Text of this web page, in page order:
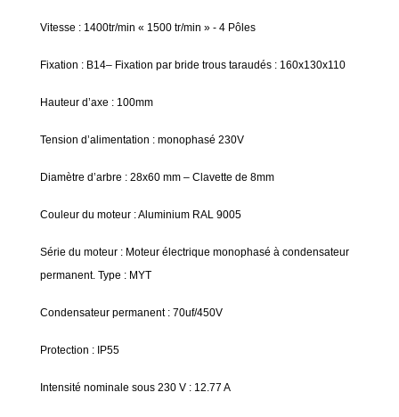
Vitesse : 1400tr/min « 1500 tr/min » - 4 Pôles
Fixation : B14– Fixation par bride trous taraudés : 160x130x110
Hauteur d’axe : 100mm
Tension d’alimentation : monophasé 230V
Diamètre d’arbre : 28x60 mm – Clavette de 8mm
Couleur du moteur : Aluminium RAL 9005
Série du moteur : Moteur électrique monophasé à condensateur
permanent. Type : MYT
Condensateur permanent : 70uf/450V
Protection : IP55
Intensité nominale sous 230 V : 12.77 A